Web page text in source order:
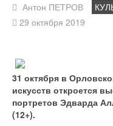
Антон ПЕТРОВ
29 октября 2019
31 октября в
искусств откроется
портретов Эдварда
(12+).